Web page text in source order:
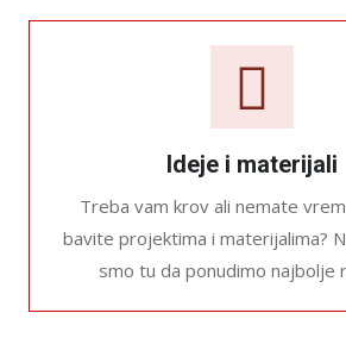
Ideje i materijali
Treba vam krov ali nemate
bavite projektima i materijalima?
smo tu da ponudimo najbolje